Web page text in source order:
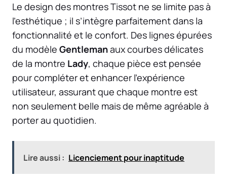
Le design des montres Tissot ne se limite pas à
l’esthétique ; il s’intègre parfaitement dans la
fonctionnalité et le confort. Des lignes épurées
du modèle Gentlemanaux courbes délicates
de la montre Lady, chaque pièce est pensée
pour compléter et enhancer l’expérience
utilisateur, assurant que chaque montre est
non seulement belle mais de même agréable à
porter au quotidien.
Lire aussi : Licenciement pour inaptitude